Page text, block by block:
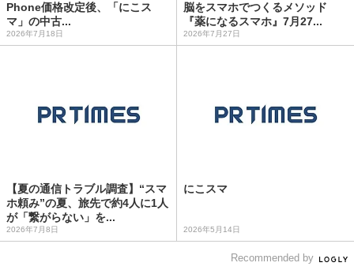
Phone価格改定後、「にこス
マ」の中古...
2026年7月18日
脳をスマホでつくるメソッド
『薬になるスマホ』7月27...
2026年7月27日
【夏の通信トラブル調査】“スマ
ホ頼み”の夏、旅先で約4人に1人
が「繋がらない」を...
2026年7月8日
にこスマ
2026年5月14日
Recommended by